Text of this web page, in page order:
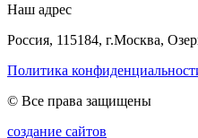
Наш адрес
Россия, 115184, г.Москва,
Политика
© Все права защищены
создание сайтов